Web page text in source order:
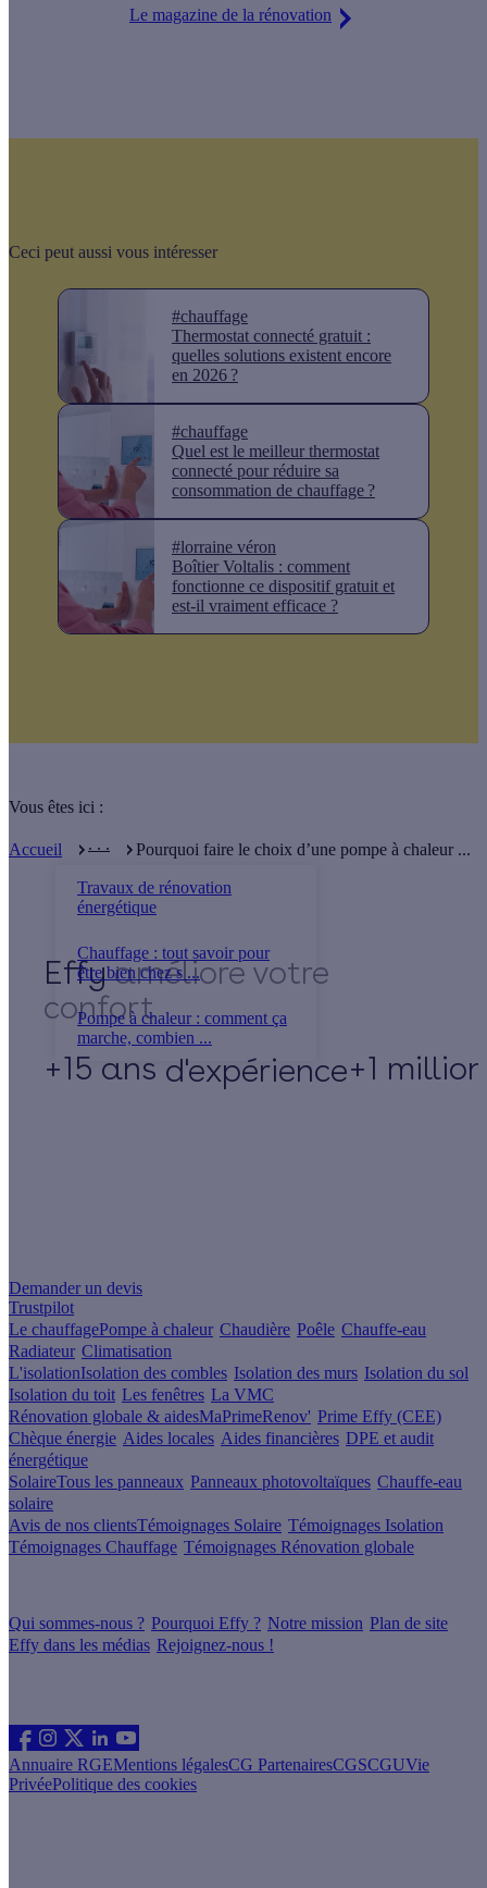
Le magazine de la rénovation
Ceci peut aussi vous intéresser
#chauffage
Thermostat connecté gratuit :
quelles solutions existent encore
en 2026 ?
#chauffage
Quel est le meilleur thermostat
connecté pour réduire sa
consommation de chauffage ?
#lorraine véron
Boîtier Voltalis : comment
fonctionne ce dispositif gratuit et
est-il vraiment efficace ?
Vous êtes ici :
Accueil . . .
Travaux de rénovation
énergétique
Chauffage : tout savoir pour
être bien chez s ...
Pompe à chaleur : comment ça
marche, combien ...
Pourquoi faire le choix d’une pompe à chaleur ...
Effy
+15 ans d'expérience+1
Demander un devis
Trustpilot
Le chauffagePompe à chaleur Chaudière Poêle Chauffe-eau
Radiateur Climatisation
L'isolationIsolation des combles Isolation des murs Isolation du sol
Isolation du toit Les fenêtres La VMC
Rénovation globale & aidesMaPrimeRenov' Prime Effy (CEE)
Chèque énergie Aides locales Aides financières DPE et audit
énergétique
SolaireTous les panneaux Panneaux photovoltaïques Chauffe-eau
solaire
Avis de nos clientsTémoignages Solaire Témoignages Isolation
Témoignages Chauffage Témoignages Rénovation globale
Qui sommes-nous ? Pourquoi Effy ? Notre mission Plan de site
Effy dans les médias Rejoignez-nous !
Annuaire RGEMentions légalesCG PartenairesCGSCGUVie
PrivéePolitique des cookies